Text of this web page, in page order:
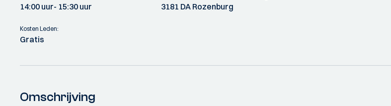
14:00 uur- 15:30 uur
3181 DA Rozenburg
Kosten Leden:
Gratis
Omschrijving